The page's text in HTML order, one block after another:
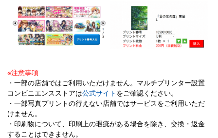
※注意事項
・一部の店舗ではご利用いただけません。マルチプリンター設置
コンビニエンスストアは公式サイト をご確認ください。
・一部写真プリントの行えない店舗ではサービスをご利用いただ
けません。
・印刷物について、印刷上の瑕疵がある場合を除き、交換・返金
することはできません。